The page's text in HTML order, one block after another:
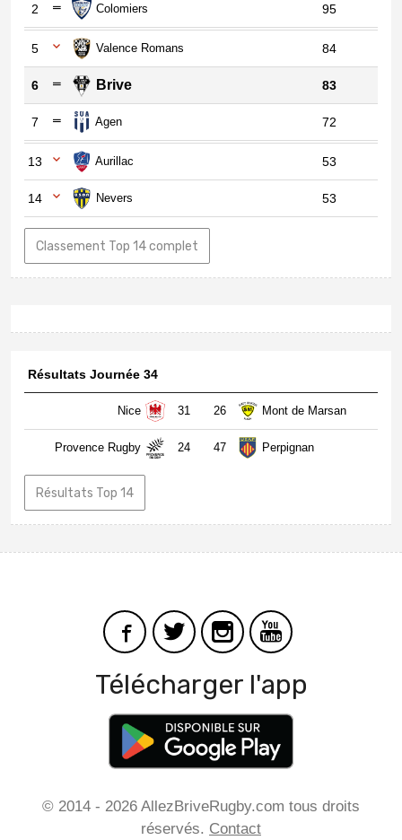
2 Colomiers 95
5 Valence Romans 84
6 Brive 83
7 Agen 72
13 Aurillac 53
14 Nevers 53
Classement Top 14 complet
Résultats Journée 34
Nice 31 26 Mont de Marsan
Provence Rugby 24 47 Perpignan
Résultats Top 14
Télécharger l'app
© 2014 - 2026 AllezBriveRugby.com tous droits
réservés. Contact